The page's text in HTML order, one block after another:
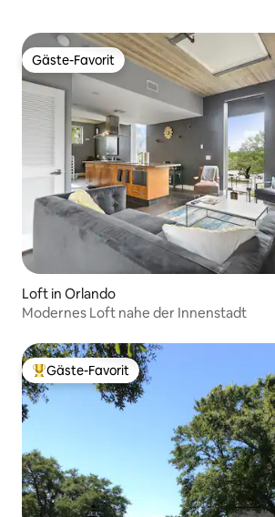
Gäste-Favorit
Gäste-Favorit
Loft in Orlando
Modernes Loft nahe der Innenstadt
Beliebter Gäste-Favorit.
Gäste-Favorit